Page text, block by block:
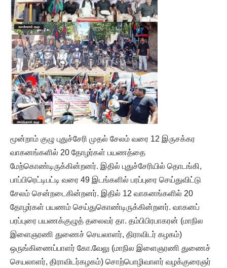
மூன்றாம் குழு புதுச்சேரி முதல் சேலம் வரை 12 இருசக்கர
வாகனங்களில் 20 தோழர்கள் பயணத்தை
மேற்கொண்டிருக்கின்றனர். இதில் புதுச்சேரியில் தொடங்கி,
பாப்பிரெட்டிபட்டி வரை 49 இடங்களில் பரப்புரை செய்துவிட்டு
சேலம் சென்றடைகின்றனர். இதில் 12 வாகனங்களில் 20
தோழர்கள் பயணம் செய்துகொண்டிருக்கின்றனர். வாகனப்
பரப்புரை பயணக்குழுத் தலைவர் தா. தம்பிபிரபாகரன் (மாநில
இளைஞரணி துணைச் செயலாளர், திராவிடர் கழகம்)
ஒருங்கிணைப்பாளர் கோ.வேலு (மாநில இளைஞரணி துணைச்
செயலாளர், திராவிடர்கழகம்) சொற்பொழிவாளர் வழக்குரைஞர்